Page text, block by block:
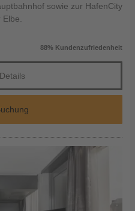
sowie zur HafenCity
88% Kundenzufriedenheit